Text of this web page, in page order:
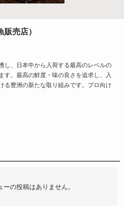
売店）
し、日本中から入荷する最高のレベルの
す。最高の鮮度・味の良さを追求し、入
る豊洲の新たな取り組みです。プロ向け
の投稿はありません。